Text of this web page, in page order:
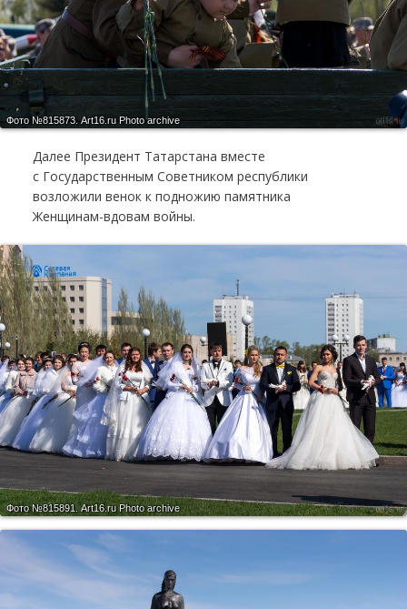
Фото №815873.Art16.ru Photo archive
Далее Президент Татарстана вместе
с Государственным Советником республики
возложили венок к подножию памятника
Женщинам-вдовам войны.
Фото №815891.Art16.ru Photo archive